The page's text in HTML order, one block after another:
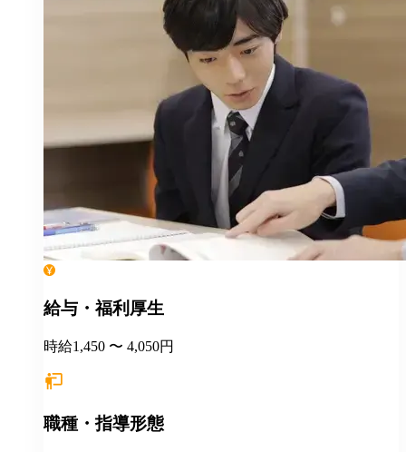
給与・福利厚生
時給1,450 〜 4,050円
職種・指導形態